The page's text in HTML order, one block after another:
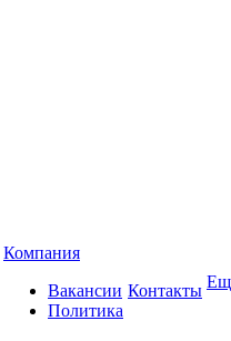
Компания
Вакансии
Политика
Контакты